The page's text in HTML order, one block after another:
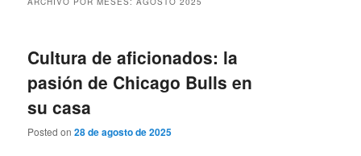
Cultura de aficionados: la
pasión de Chicago Bulls en
su casa
Posted on28 de agosto de 2025